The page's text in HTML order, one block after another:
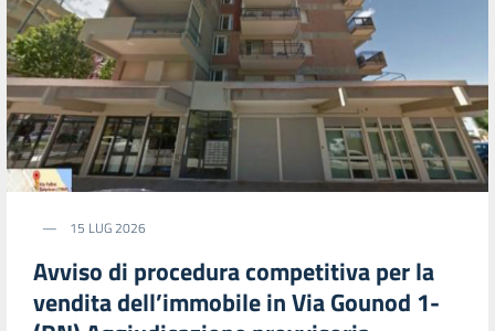
15 LUG 2026
Avviso di procedura competitiva per la
vendita dell’immobile in Via Gounod 1-